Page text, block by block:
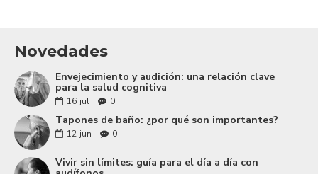
Novedades
Envejecimiento y audición: una relación clave
para la salud cognitiva
16 jul 0
Tapones de baño: ¿por qué son importantes?
12 jun 0
Vivir sin límites: guía para el día a día con